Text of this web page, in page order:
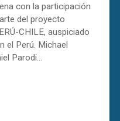
con la participación
del proyecto
CHILE, auspiciado
el Perú. Michael
Parodi…